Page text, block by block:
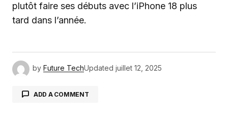
plutôt faire ses débuts avec l’iPhone 18 plus
tard dans l’année.
by Future TechUpdated juillet 12, 2025
ADD A COMMENT